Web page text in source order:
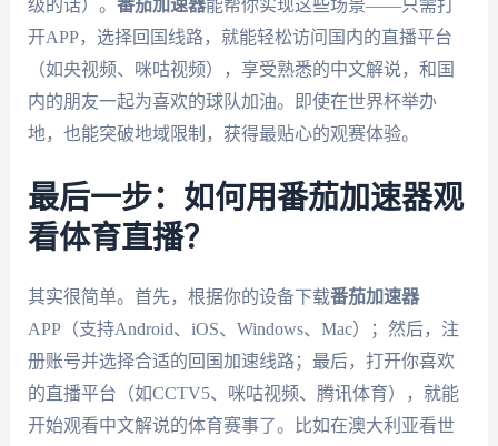
级的话）。 番茄加速器能帮你实现这些场景——只需打
开APP，选择回国线路，就能轻松访问国内的直播平台
（如央视频、咪咕视频），享受熟悉的中文解说，和国
内的朋友一起为喜欢的球队加油。即使在世界杯举办
地，也能突破地域限制，获得最贴心的观赛体验。
最后一步：如何用番茄加速器观
看体育直播？
其实很简单。首先，根据你的设备下载番茄加速器
APP（支持Android、iOS、Windows、Mac）；然后，注
册账号并选择合适的回国加速线路；最后，打开你喜欢
的直播平台（如CCTV5、咪咕视频、腾讯体育），就能
开始观看中文解说的体育赛事了。比如在澳大利亚看世